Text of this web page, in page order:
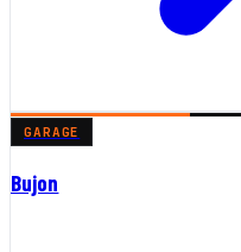
GARAGE
Bujon